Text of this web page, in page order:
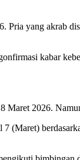
yang akrab
kabar
2026.